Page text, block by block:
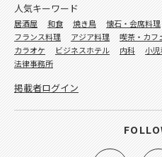
人気キーワード
居酒屋 和食 焼き鳥 懐石・会席料理
フランス料理
アジア料理 喫茶・カフ
カラオケ
ビジネスホテル 内科 小
法律事務所
掲載者ログイン